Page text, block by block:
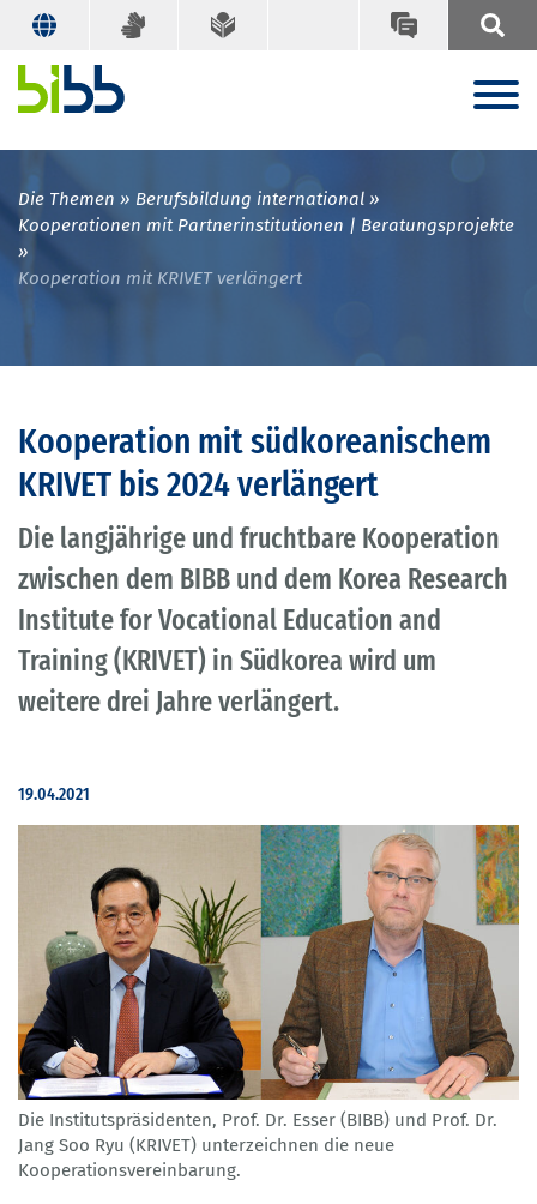
Die Themen
Berufsbildung international
Kooperationen mit Partnerinstitutionen | Beratungsprojekte
Kooperation mit KRIVET verlängert
Kooperation mit südkoreanischem
KRIVET bis 2024 verlängert
Die langjährige und fruchtbare Kooperation
zwischen dem BIBB und dem Korea Research
Institute for Vocational Education and
Training (KRIVET) in Südkorea wird um
weitere drei Jahre verlängert.
19.04.2021
Die Institutspräsidenten, Prof. Dr. Esser (BIBB) und Prof. Dr.
Jang Soo Ryu (KRIVET) unterzeichnen die neue
Kooperationsvereinbarung.